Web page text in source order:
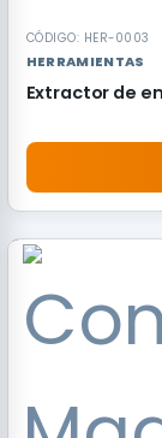
CÓDIGO: HER-0003
HERRAMIENTAS
Extractor de
RECOMENDADO